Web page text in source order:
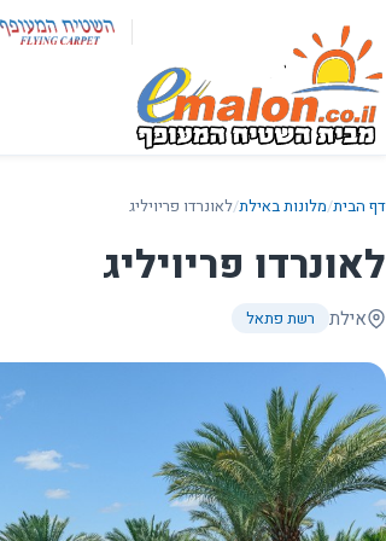
דף הבית/מלונות באילת/לאונרדו פריויליג
לאונרדו פריויליג
אילת רשת פתאל